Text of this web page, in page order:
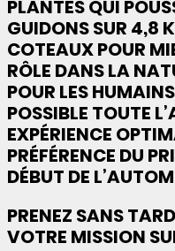
PLANTES QUI
GUIDONS SUR 4,8
COTEAUX POUR
RÔLE DANS LA
POUR LES
POSSIBLE TOUTE
EXPÉRIENCE
PRÉFÉRENCE DU
DÉBUT DE
PRENEZ SANS
VOTRE MISSION